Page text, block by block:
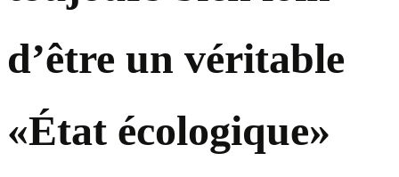
d’être un véritable
«État écologique»